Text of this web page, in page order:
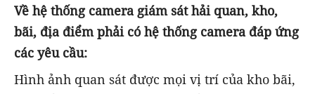
Về hệ thống camera giám sát hải quan, kho,
bãi, địa điểm phải có hệ thống camera đáp ứng
các yêu cầu:
Hình ảnh quan sát được mọi vị trí của kho bãi,